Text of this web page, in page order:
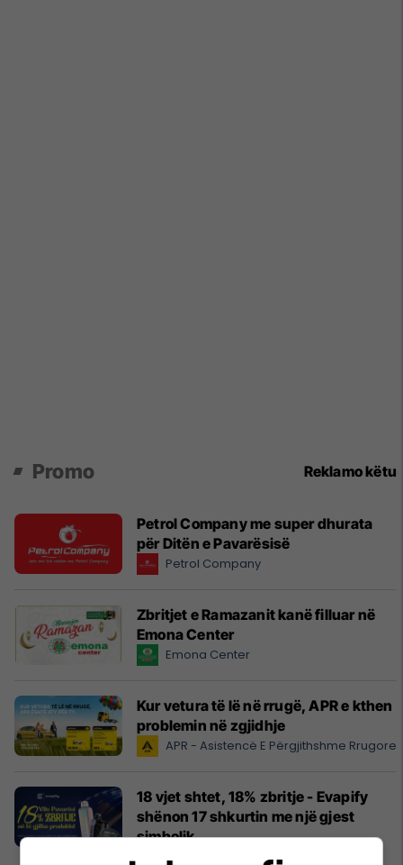
Promo Reklamo këtu
Petrol Company me super dhurata
për Ditën e Pavarësisë
Petrol Company
Zbritjet e Ramazanit kanë filluar në
Emona Center
Emona Center
Kur vetura të lë në rrugë, APR e kthen
problemin në zgjidhje
APR - Asistencë E Përgjithshme Rrugore
18 vjet shtet, 18% zbritje - Evapify
shënon 17 shkurtin me një gjest
simbolik
Crystal Evapify